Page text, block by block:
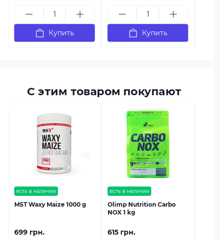
Купить Купить
С этим товаром покупают
есть в наличии
MST Waxy Maize 1000 g
699 грн.
есть в наличии
Olimp Nutrition Carbo
NOX 1 kg
615 грн.